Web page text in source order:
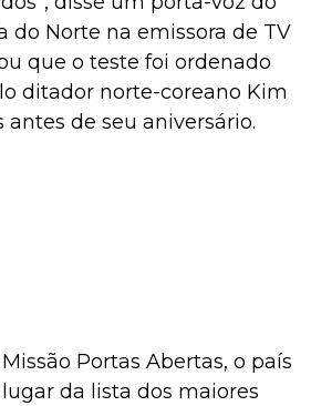
do Norte na emissora de TV
que o teste foi ordenado
ditador norte-coreano Kim
antes de seu aniversário.
Portas Abertas, o país
da lista dos maiores